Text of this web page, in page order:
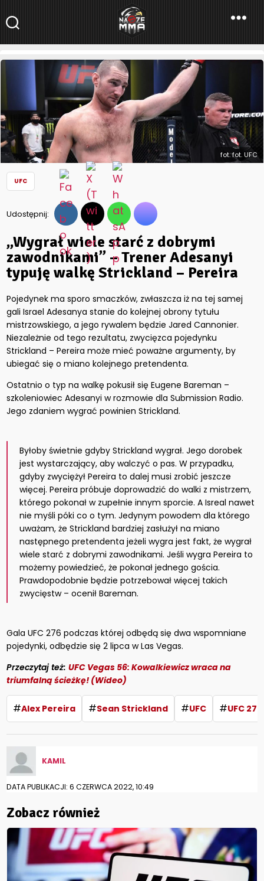
NaszeMMA
NaszeMMA.pl»Aktualności»Świat»UFC»„Wygrał wiele starć z
dobrymi zawodnikami” – Trener Adesanyi typuję walkę
Strickland – Pereira
fot. fot. UFC
UFC
Udostępnij:
„Wygrał wiele starć z dobrymi
zawodnikami” – Trener Adesanyi
typuję walkę Strickland – Pereira
Pojedynek ma sporo smaczków, zwłaszcza iż na tej samej
gali Israel Adesanya stanie do kolejnej obrony tytułu
mistrzowskiego, a jego rywalem będzie Jared Cannonier.
Niezależnie od tego rezultatu, zwycięzca pojedynku
Strickland – Pereira może mieć poważne argumenty, by
ubiegać się o miano kolejnego pretendenta.
Ostatnio o typ na walkę pokusił się Eugene Bareman –
szkoleniowiec Adesanyi w rozmowie dla Submission Radio.
Jego zdaniem wygrać powinien Strickland.
Byłoby świetnie gdyby Strickland wygrał. Jego dorobek
jest wystarczający, aby walczyć o pas. W przypadku,
gdyby zwyciężył Pereira to dalej musi zrobić jeszcze
więcej. Pereira próbuje doprowadzić do walki z mistrzem,
którego pokonał w zupełnie innym sporcie. A Isreal nawet
nie myśli póki co o tym. Jedynym powodem dla którego
uważam, że Strickland bardziej zasłużył na miano
następnego pretendenta jeżeli wygra jest fakt, że wygrał
wiele starć z dobrymi zawodnikami. Jeśli wygra Pereira to
możemy powiedzieć, że pokonał jednego gościa.
Prawdopodobnie będzie potrzebował więcej takich
zwycięstw – ocenił Bareman.
Gala UFC 276 podczas której odbędą się dwa wspomniane
pojedynki, odbędzie się 2 lipca w Las Vegas.
Przeczytaj też:UFC Vegas 56: Kowalkiewicz wraca na
triumfalną ścieżkę! (Wideo)
#Alex Pereira #Sean Strickland #UFC #UFC 276
KAMIL
DATA PUBLIKACJI: 6 CZERWCA 2022, 10:49
Zobacz również